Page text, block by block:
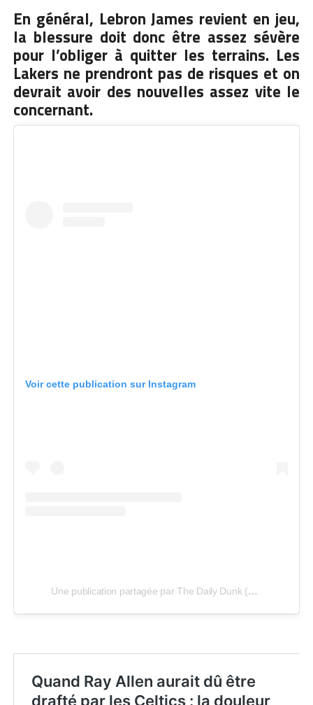
En général, Lebron James revient en jeu,
la blessure doit donc être assez sévère
pour l’obliger à quitter les terrains. Les
Lakers ne prendront pas de risques et on
devrait avoir des nouvelles assez vite le
concernant.
Voir cette publication sur Instagram
Une publication partagée par The Daily Dunk (@thedailydunk)